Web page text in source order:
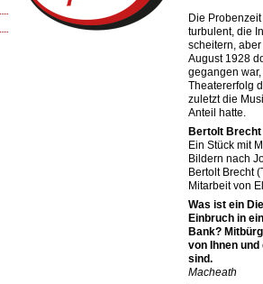
Die
turbulent, die
scheitern,
August 1928
gegangen
Theatererfolg
zuletzt die
Anteil hatte.
Bertolt Brecht
Ein Stück mit
Bildern nach
Bertolt Brecht
Mitarbeit von
Was ist ein
Einbruch in
Bank?
von Ihnen und
sind.
Macheath